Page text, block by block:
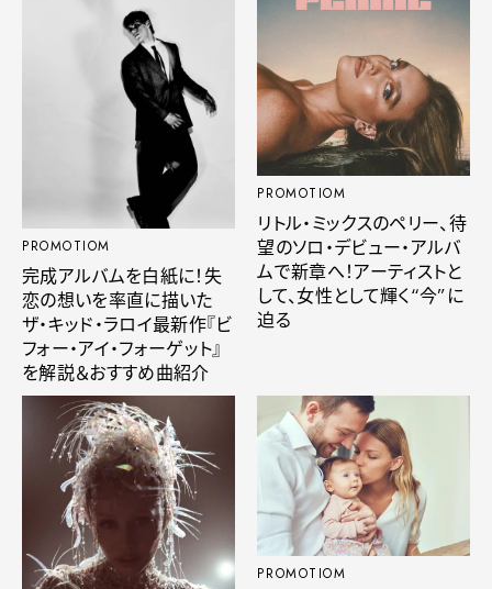
PROMOTIOM
完成アルバムを白紙に！失
恋の想いを率直に描いた
ザ・キッド・ラロイ最新作『ビ
フォー・アイ・フォーゲット』
を解説＆おすすめ曲紹介
PROMOTIOM
リトル・ミックスのペリー、待
望のソロ・デビュー・アルバ
ムで新章へ！アーティストと
して、女性として輝く“今”に
迫る
PROMOTIOM